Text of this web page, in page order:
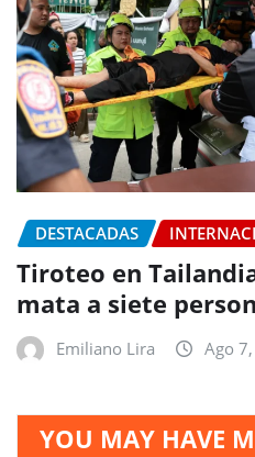
DESTACADAS
Tiroteo en
mata a siete
Emiliano Lira Ago
YOU MAY HAVE